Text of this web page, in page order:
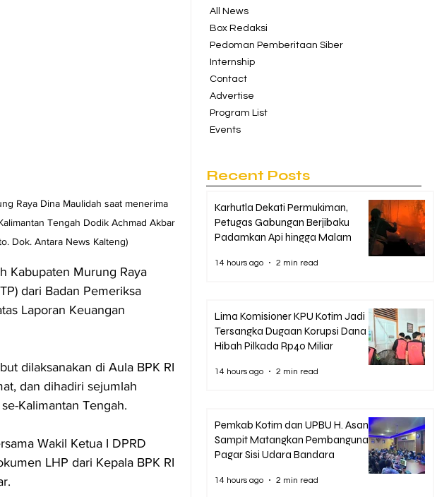
Raya Dina Maulidah saat menerima
Tengah Dodik Achmad Akbar
Dok. Antara News Kalteng)
Kabupaten Murung Raya
dari Badan Pemeriksa
Laporan Keuangan
dilaksanakan di Aula BPK RI
dan dihadiri sejumlah
Kalimantan Tengah.
Wakil Ketua I DPRD
LHP dari Kepala BPK RI
All News
Box Redaksi
Pedoman Pemberitaan Siber
Internship
Contact
Advertise
Program List
Events
Recent Posts
Karhutla Dekati Permukiman,
Petugas Gabungan Berjibaku
Padamkan Api hingga Malam
14 hours ago 2 min read
Lima Komisioner KPU Kotim Jadi
Tersangka Dugaan Korupsi Dana
Hibah Pilkada Rp40 Miliar
14 hours ago 2 min read
Pemkab Kotim dan UPBU H. Asan
Sampit Matangkan Pembangunan
Pagar Sisi Udara Bandara
14 hours ago 2 min read